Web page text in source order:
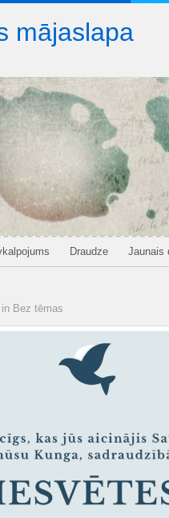
mājaslapa
Draudze Jaunais
in Bez tēmas